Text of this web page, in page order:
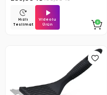
Hızlı
Teslimat
Videolu
Ürün